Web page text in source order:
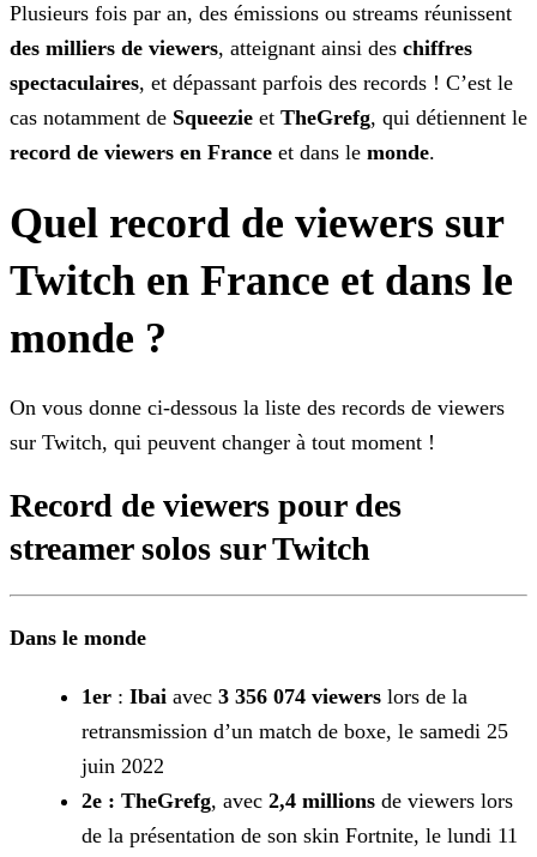
Plusieurs fois par an, des émissions ou streams réunissent
des milliers de viewers, atteignant ainsi des chiffres
spectaculaires, et dépassant parfois des records ! C’est le
cas notamment de Squeezie et TheGrefg, qui détiennent le
record de viewers en France et dans le monde.
Quel record de viewers sur
Twitch en France et dans le
monde ?
On vous donne ci-dessous la liste des records de viewers
sur Twitch, qui peuvent changer à tout moment !
Record de viewers pour des
streamer solos sur Twitch
Dans le monde
1er : Ibai avec 3 356 074 viewers lors de la
retransmission d’un match de boxe, le samedi 25
juin 2022
2e : TheGrefg, avec 2,4 millions de viewers lors
de la présentation de son skin Fortnite, le lundi 11